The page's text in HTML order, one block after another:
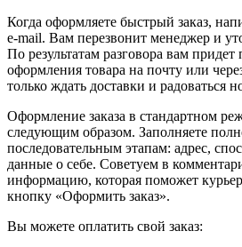
Когда оформляете быстрый заказ,
e-mail. Вам перезвонит менеджер и
По результатам разговора вам
оформления товара на почту или
только ждать доставки и радоваться
Оформление заказа в стандартном
следующим образом. Заполняете
последовательным этапам: адрес,
данные о себе. Советуем в
информацию, которая поможет
кнопку «Оформить заказ».
Вы можете оплатить свой заказ: